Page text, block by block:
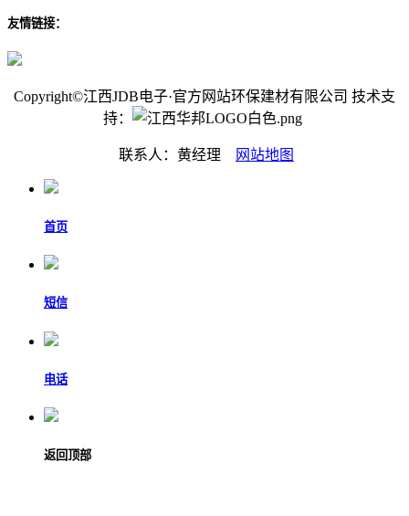
友情链接：
Copyright©江西JDB电子·官方网站环保建材有限公司 技术支
持：
联系人：黄经理 网站地图
首页
短信
电话
返回顶部